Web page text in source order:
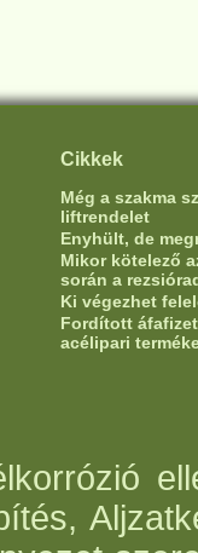
Cikkek
Még a szakma
liftrendelet
Enyhült, de
Mikor kötelező
során a
Ki végezhet
Fordított
acélipari